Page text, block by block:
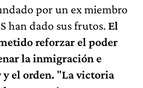
por un ex miembro
han dado sus frutos. El
reforzar el poder
la inmigración e
el orden. "La victoria